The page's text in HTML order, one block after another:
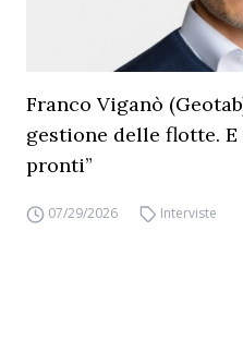
Franco Viganò
gestione delle flotte.
pronti”
07/29/2026 Interviste